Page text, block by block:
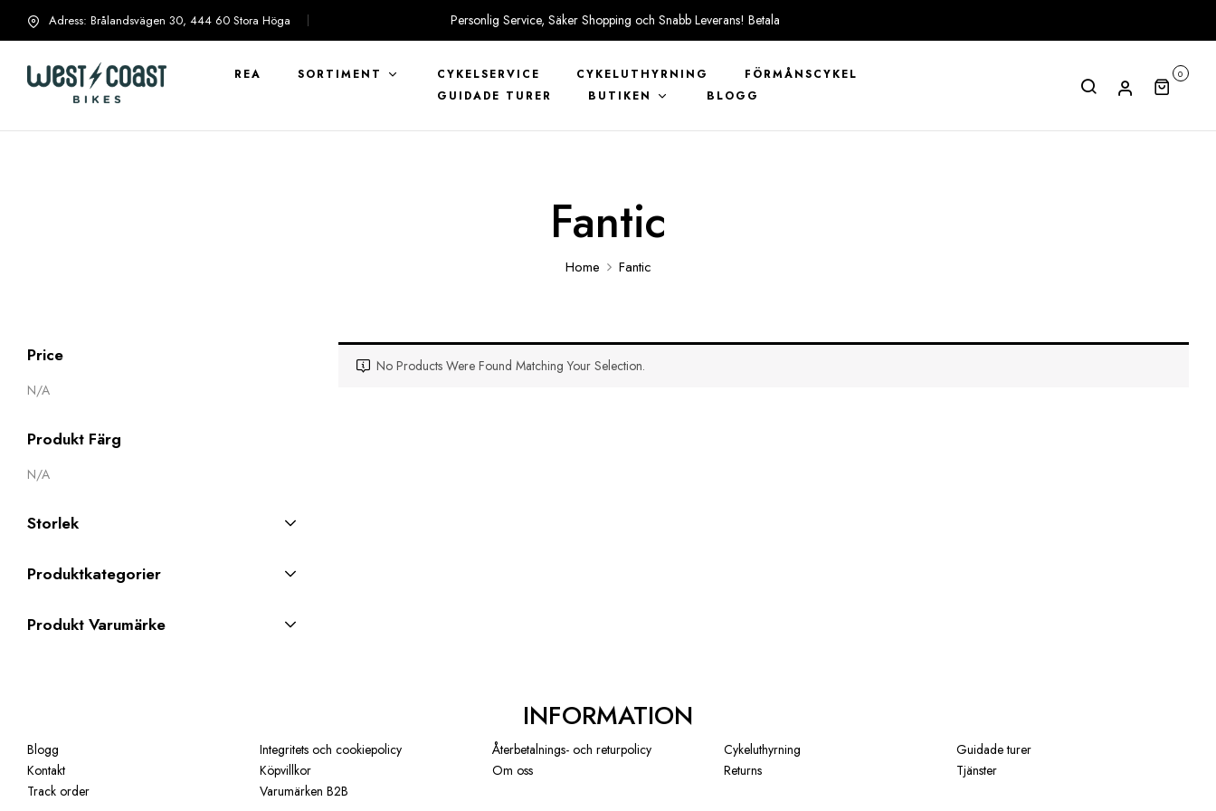
Adress: Brålandsvägen 30, 444 60 Stora Höga
info@westcoastbikes.se
Personlig Service, Säker Shopping och Snabb Leverans! Betala
REA SORTIMENT CYKELSERVICE CYKELUTHYRNING
FÖRMÅNSCYKEL
GUIDADE TURER
BUTIKEN BLOGG
0
Fantic
Home Fantic
Price
N/A
Produkt Färg
N/A
Storlek
Produktkategorier
Produkt Varumärke
No Products Were Found Matching Your Selection.
INFORMATION
Blogg Integritets och cookiepolicy Återbetalnings- och returpolicy Cykeluthyrning
Guidade turer
Kontakt
Köpvillkor Om oss Returns
Tjänster
Track order
Varumärken B2B